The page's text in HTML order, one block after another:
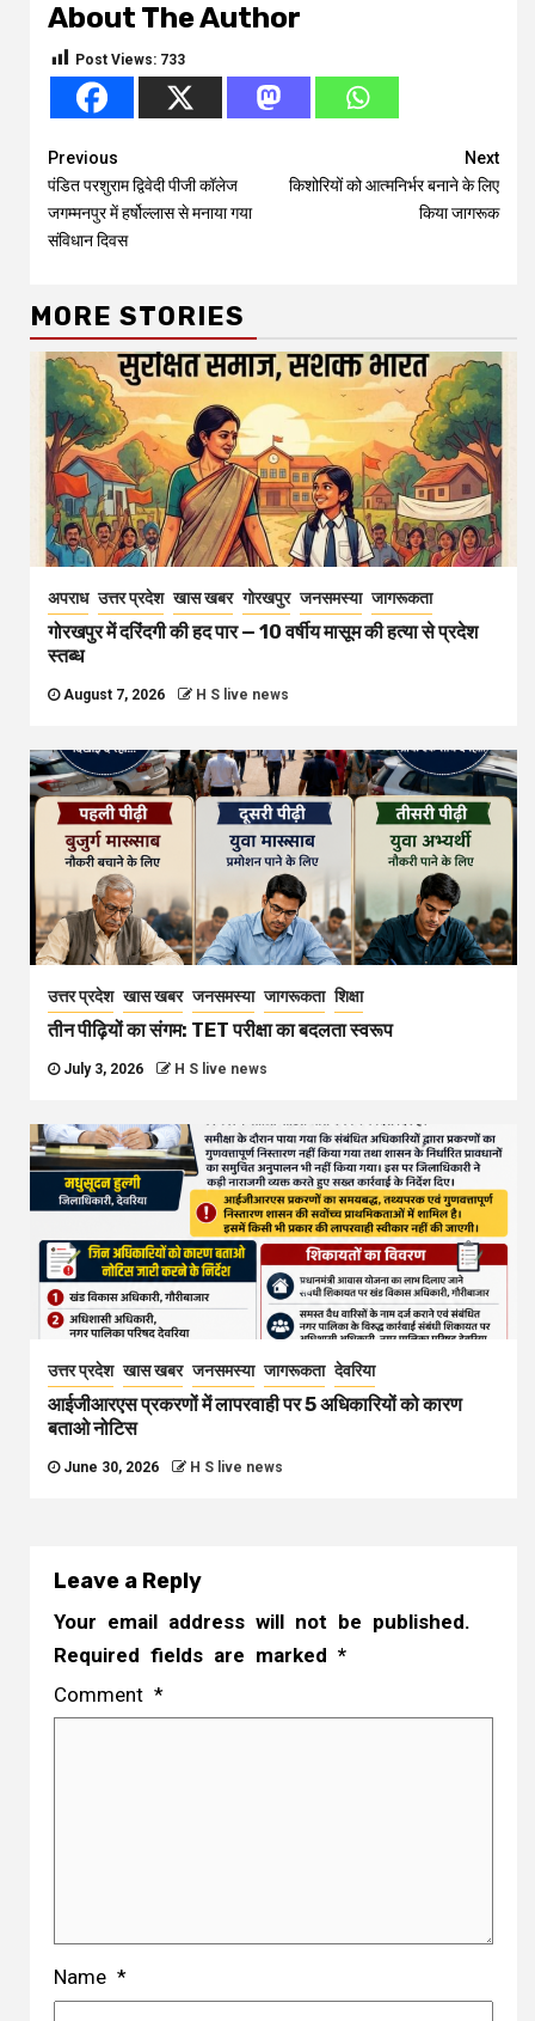
About The Author
Post Views: 733
Continue
Reading
Previous
पंडित परशुराम द्विवेदी पीजी कॉलेज
जगम्मनपुर में हर्षोल्लास से मनाया गया
संविधान दिवस
Next
किशोरियों को आत्मनिर्भर बनाने के लिए
किया जागरूक
MORE STORIES
अपराध उत्तर प्रदेश खास खबर गोरखपुर जनसमस्या जागरूकता
गोरखपुर में दरिंदगी की हद पार — 10 वर्षीय मासूम की हत्या से प्रदेश
स्तब्ध
August 7, 2026 H S live news
उत्तर प्रदेश खास खबर जनसमस्या जागरूकता शिक्षा
तीन पीढ़ियों का संगम: TET परीक्षा का बदलता स्वरूप
July 3, 2026 H S live news
उत्तर प्रदेश खास खबर जनसमस्या जागरूकता देवरिया
आईजीआरएस प्रकरणों में लापरवाही पर 5 अधिकारियों को कारण
बताओ नोटिस
June 30, 2026 H S live news
Leave a Reply
Your email address will not be published.
Required fields are marked *
Comment *
Name *